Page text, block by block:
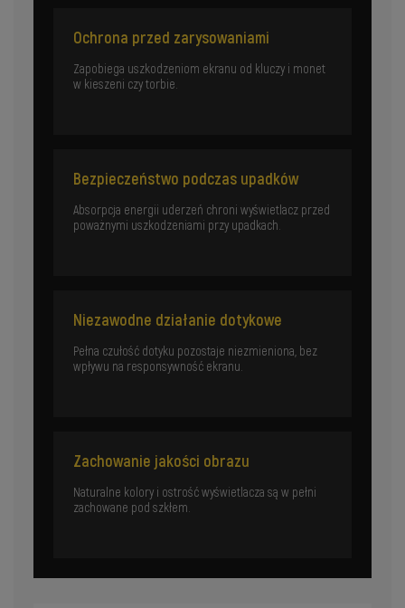
Ochrona przed zarysowaniami
Zapobiega uszkodzeniom ekranu od kluczy i monet
w kieszeni czy torbie.
Bezpieczeństwo podczas upadków
Absorpcja energii uderzeń chroni wyświetlacz przed
poważnymi uszkodzeniami przy upadkach.
Niezawodne działanie dotykowe
Pełna czułość dotyku pozostaje niezmieniona, bez
wpływu na responsywność ekranu.
Zachowanie jakości obrazu
Naturalne kolory i ostrość wyświetlacza są w pełni
zachowane pod szkłem.